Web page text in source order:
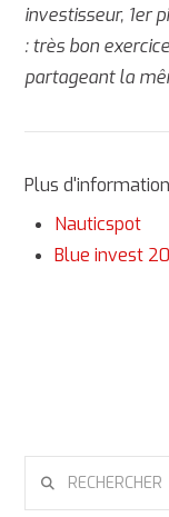
investisseur, 1er
: très bon
partageant la
Plus
Nauticspot
Blue invest